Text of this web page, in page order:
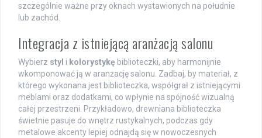
szczególnie ważne przy oknach wystawionych na południe
lub zachód.
Integracja z istniejącą aranżacją salonu
Wybierz styl i kolorystykę biblioteczki, aby harmonijnie
wkomponować ją w aranżację salonu. Zadbaj, by materiał, z
którego wykonana jest biblioteczka, współgrał z istniejącymi
meblami oraz dodatkami, co wpłynie na spójność wizualną
całej przestrzeni. Przykładowo, drewniana biblioteczka
świetnie pasuje do wnętrz rustykalnych, podczas gdy
metalowe akcenty lepiej odnajdą się w nowoczesnych